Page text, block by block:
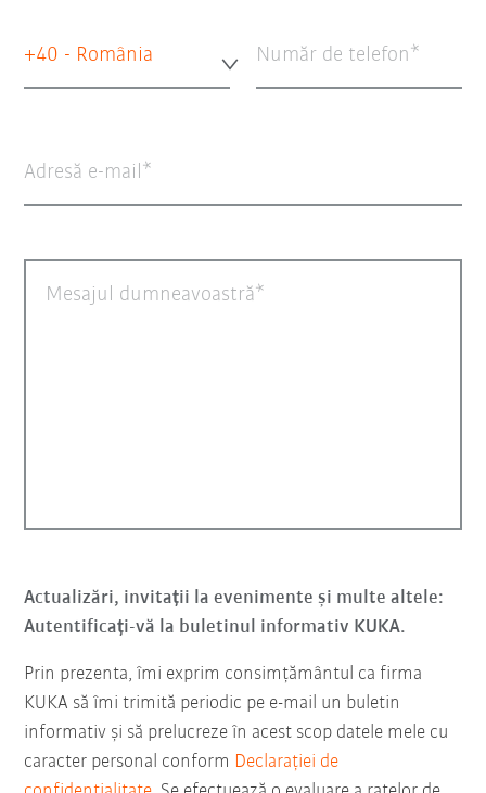
+40 - România Număr de telefon
Adresă e-mail
Mesajul dumneavoastră
Actualizări, invitații la evenimente și multe altele:
Autentificați-vă la buletinul informativ KUKA.
Prin prezenta, îmi exprim consimțământul ca firma
KUKA să îmi trimită periodic pe e-mail un buletin
informativ şi să prelucreze în acest scop datele mele cu
caracter personal conform Declarației de